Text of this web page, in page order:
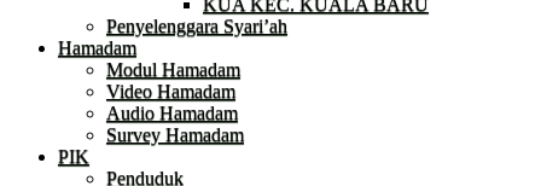
Penyelenggara Syari’ah
Hamadam
Modul Hamadam
Video Hamadam
Audio Hamadam
Survey Hamadam
PIK
Penduduk